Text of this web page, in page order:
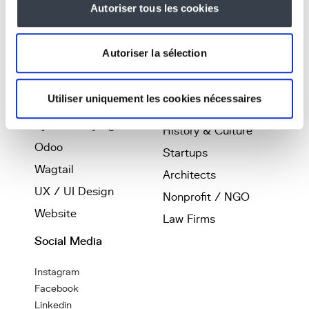
Autoriser tous les cookies
Autoriser la sélection
Utiliser uniquement les cookies nécessaires
Development
Artificial Intelligence
Web App / SaaS
Python & Django
Odoo
Wagtail
UX / UI Design
Website
History & Culture
Startups
Architects
Nonprofit / NGO
Law Firms
Social Media
Instagram
Facebook
Linkedin